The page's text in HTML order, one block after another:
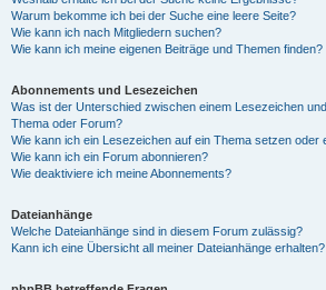
Warum bekomme ich bei der Suche eine leere Seite?
Wie kann ich nach Mitgliedern suchen?
Wie kann ich meine eigenen Beiträge und Themen finden?
Abonnements und Lesezeichen
Was ist der Unterschied zwischen einem Lesezeichen
Thema oder Forum?
Wie kann ich ein Lesezeichen auf ein Thema setzen oder
Wie kann ich ein Forum abonnieren?
Wie deaktiviere ich meine Abonnements?
Dateianhänge
Welche Dateianhänge sind in diesem Forum zulässig?
Kann ich eine Übersicht all meiner Dateianhänge erhalten?